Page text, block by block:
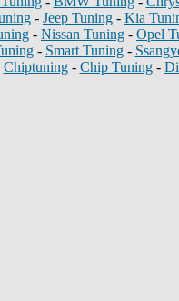
- Jeep Tuning - Kia
- Nissan Tuning - Opel
- Smart Tuning-
Chiptuning- Chip Tuning-